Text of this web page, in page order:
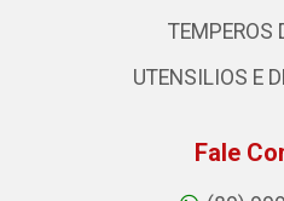
TEMPEROS
UTENSILIOS E
Fale